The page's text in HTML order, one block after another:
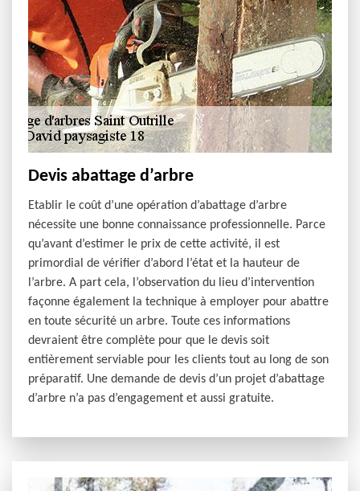
Devis abattage d’arbre
Etablir le coût d’une opération d’abattage d’arbre
nécessite une bonne connaissance professionnelle. Parce
qu’avant d’estimer le prix de cette activité, il est
primordial de vérifier d’abord l’état et la hauteur de
l’arbre. A part cela, l’observation du lieu d’intervention
façonne également la technique à employer pour abattre
en toute sécurité un arbre. Toute ces informations
devraient être complète pour que le devis soit
entièrement serviable pour les clients tout au long de son
préparatif. Une demande de devis d’un projet d’abattage
d’arbre n’a pas d’engagement et aussi gratuite.